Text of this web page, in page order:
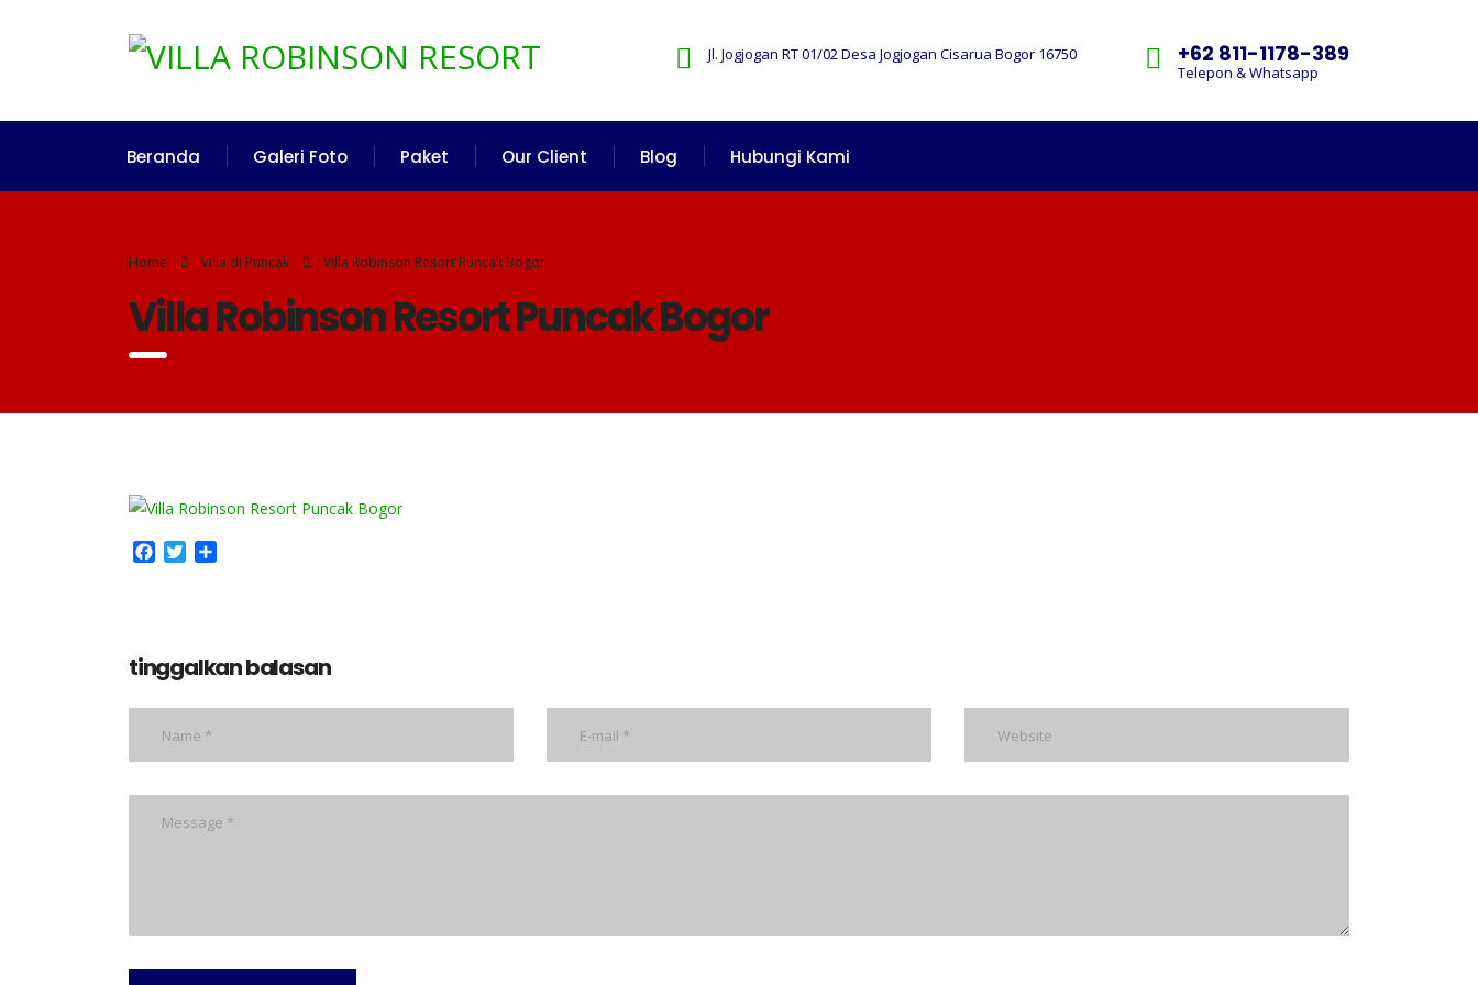
+62 811-1178-389
Telepon & Whatsapp
Jl. Jogjogan RT 01/02 Desa Jogjogan Cisarua Bogor 16750
Beranda Galeri Foto Paket Our Client Blog Hubungi Kami
Home Villa di Puncak Villa Robinson Resort Puncak Bogor
Villa Robinson Resort Puncak Bogor
Facebook
Twitter
tinggalkan balasan